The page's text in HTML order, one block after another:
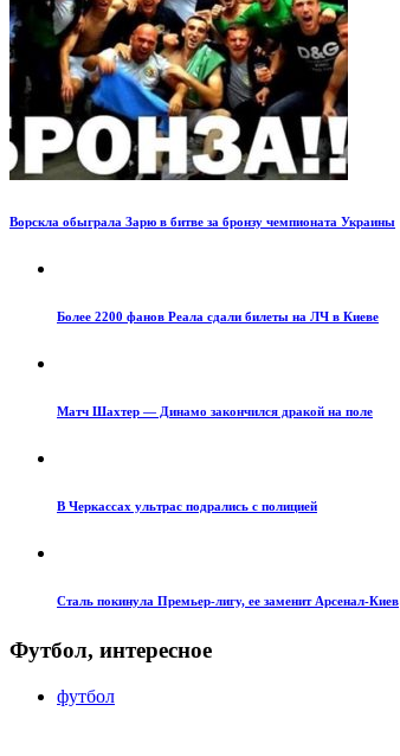
Ворскла обыграла Зарю в битве за бронзу чемпионата Украины
Более 2200 фанов Реала сдали билеты на ЛЧ в Киеве
Матч Шахтер — Динамо закончился дракой на поле
В Черкассах ультрас подрались с полицией
Сталь покинула Премьер-лигу, ее заменит Арсенал-Киев
Футбол, интересное
футбол